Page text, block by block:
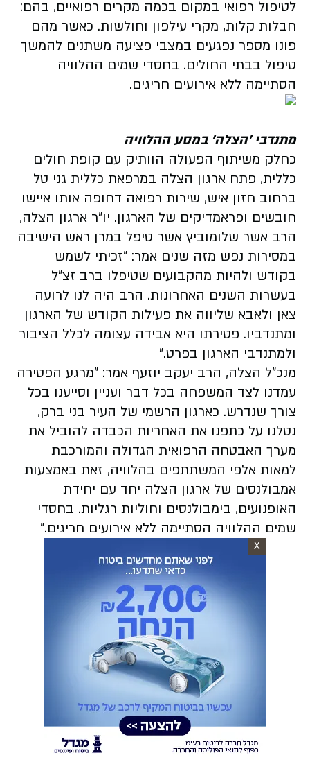
לטיפול רפואי במקום בכמה מקרים רפואיים, בהם:
חבלות קלות, מקרי עילפון וחולשות. כאשר מהם
פונו מספר נפגעים במצבי פציעה משתנים להמשך
טיפול בבתי החולים. בחסדי שמים ההלוויה
הסתיימה ללא אירועים חריגים.
מתנדבי 'הצלה' במסע ההלוויה
כחלק משיתוף הפעולה הוותיק עם קופת חולים
כללית, פתח ארגון הצלה במרפאת כללית גני טל
ברחוב חזון איש, שירות רפואה דחופה אותו איישו
חובשים ופראמדיקים של הארגון. יו"ר ארגון הצלה,
הרב אשר שלומוביץ אשר טיפל במרן ראש הישיבה
במסירות נפש מזה שנים אמר: "זכיתי לשמש
בקודש ולהיות מהקבועים שטיפלו ברב זצ"ל
בעשרות השנים האחרונות. הרב היה לנו לרועה
צאן ולאבא שליווה את פעילות הקודש של הארגון
ומתנדביו. פטירתו היא אבידה עצומה לכלל הציבור
ולמתנדבי הארגון בפרט."
מנכ"ל הצלה, הרב יעקב יוזעף אמר: "מרגע הפטירה
עמדנו לצד המשפחה בכל דבר ועניין וסייענו בכל
צורך שנדרש. כארגון הרשמי של העיר בני ברק,
נטלנו על כתפנו את האחריות הכבדה להוביל את
מערך האבטחה הרפואית הגדולה והמורכבת
למאות אלפי המשתתפים בהלוויה, זאת באמצעות
אמבולנסים של ארגון הצלה יחד עם יחידת
האופנועים, בימבולנסים וחוליות רגליות. בחסדי
שמים ההלוויה הסתיימה ללא אירועים חריגים."
X